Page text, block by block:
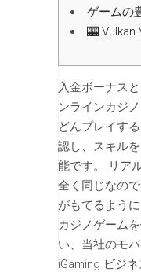
ゲームの
🎰 Vulkan
入金ボーナス
ンラインカジ
どんプレイす
認し、スキル
能です。 リア
全く同じなの
がもてるよう
カジノゲーム
い、当社のモ
iGaming ビジ